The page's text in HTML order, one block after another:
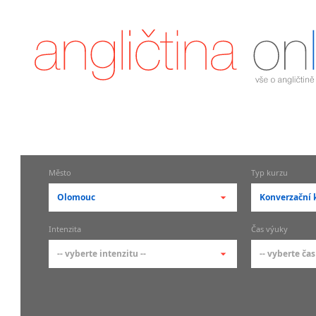
Město
Olomouc
-- vyberte město --
pražské městské části
Typ kurzu
-- vyberte
Intenzita
-- vyberte intenzitu --
Čas výuky
-- vyberte